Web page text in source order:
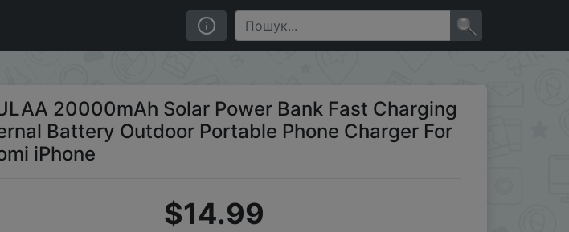
Battery Outdoor Portable Phone Charger For Xiaomi iPhone
20000mAh Solar Power Bank Fast Charging
Battery Outdoor Portable Phone Charger For
iPhone
$14.99